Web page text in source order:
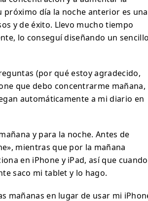
día la noche anterior es una
y de éxito. Llevo mucho tiempo
lo conseguí diseñando un sencillo
(por qué estoy agradecido,
que debo concentrarme mañana,
automáticamente a mi diario en
y para la noche. Antes de
mientras que por la mañana
en iPhone y iPad, así que cuando
saco mi tablet y lo hago.
mañanas en lugar de usar mi